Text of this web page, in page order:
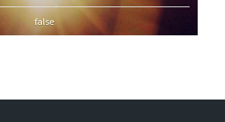
false